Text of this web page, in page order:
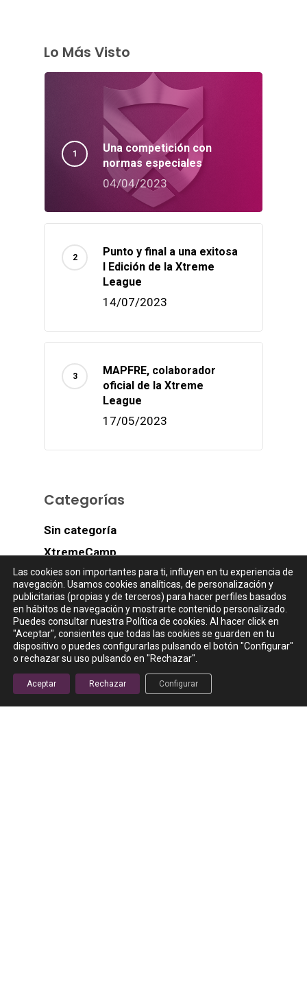
Lo Más Visto
Una competición con
normas especiales
04/04/2023
Punto y final a una exitosa
I Edición de la Xtreme
League
14/07/2023
MAPFRE, colaborador
oficial de la Xtreme
League
17/05/2023
Categorías
Sin categoría
XtremeCamp
XtremeLeague
XtremeWorkouts
Las cookies son importantes para ti, influyen en tu experiencia de
navegación. Usamos cookies analíticas, de personalización y
publicitarias (propias y de terceros) para hacer perfiles basados
en hábitos de navegación y mostrarte contenido personalizado.
Puedes consultar nuestra Política de cookies. Al hacer click en
"Aceptar", consientes que todas las cookies se guarden en tu
dispositivo o puedes configurarlas pulsando el botón "Configurar"
o rechazar su uso pulsando en "Rechazar".
Aceptar Rechazar Configurar